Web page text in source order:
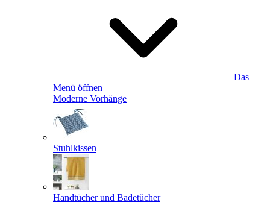
Das
Menü öffnen
Moderne Vorhänge
Stuhlkissen
Handtücher und Badetücher